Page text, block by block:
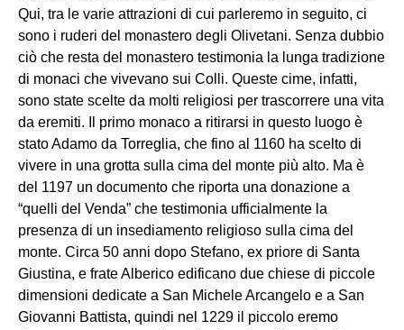
Qui, tra le varie attrazioni di cui parleremo in seguito, ci
sono i ruderi del monastero degli Olivetani. Senza dubbio
ciò che resta del monastero testimonia la lunga tradizione
di monaci che vivevano sui Colli. Queste cime, infatti,
sono state scelte da molti religiosi per trascorrere una vita
da eremiti. Il primo monaco a ritirarsi in questo luogo è
stato Adamo da Torreglia, che fino al 1160 ha scelto di
vivere in una grotta sulla cima del monte più alto. Ma è
del 1197 un documento che riporta una donazione a
“quelli del Venda” che testimonia ufficialmente la
presenza di un insediamento religioso sulla cima del
monte. Circa 50 anni dopo Stefano, ex priore di Santa
Giustina, e frate Alberico edificano due chiese di piccole
dimensioni dedicate a San Michele Arcangelo e a San
Giovanni Battista, quindi nel 1229 il piccolo eremo